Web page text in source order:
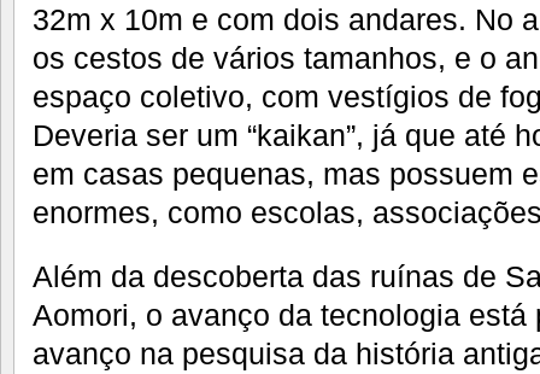
32m x 10m e com dois andares. No
os cestos de vários tamanhos, e o
espaço coletivo, com vestígios de
Deveria ser um “kaikan”, já que até
em casas pequenas, mas possuem
enormes, como escolas,
Além da descoberta das ruínas de
Aomori, o avanço da tecnologia está
avanço na pesquisa da história